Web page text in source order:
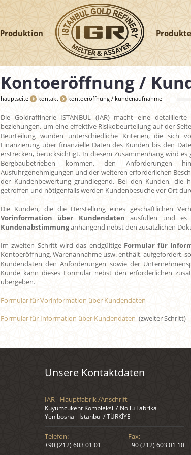
Produktion Produkte
Kontoeröffnung /
hauptseite kontakt kontoeröffnung / kundenaufnahme
Die Goldraffinerie ISTANBUL (IAR) macht eine
beziehungen, um eine effektive Risikobeurteilung auf der
Beurteilung wurden unterschiedliche Kriterien, die sich
Finanzierung über finanzielle Daten des Kunden bis den
erstrecken, berücksichtigt. In diesem Zusammenhang wird
Bergbaubetrieben kommen, den Anforderungen
Ausfuhrgenehmigungen und der weiteren erforderlichen
der Kundenbewertung grundlegend. Bei den Kunden, die
getroffen und nötigenfalls werden Kundenbesuche vor Ort
Die Kunden, die die Herstellung eines geschäftlichen
Vorinformation über Kundendaten ausfüllen und es
Kundenabstimmunganhängend nebst den zusätzlichen
Im zweiten Schritt wird das endgültige Formular für
Kontoeröffnung, Warenannahme usw. enthält, aufgefordert,
Kundendaten den Anforderungen sowie der
Kunde kann dieses Formular nebst den erforderlichen
übergeben.
Formular für Vorinformation über Kundendaten
Formular für Information über Kundendaten (zweiter Schritt)
Unsere Kontaktdaten
IAR - Hauptfabrik /Anschrift
Kuyumcukent Kompleksi 7 No lu Fabrika
Yenibosna - İstanbul / TÜRKİYE
Telefon:
+90 (212) 603 01 01
Fax:
+90 (212) 603 01 10